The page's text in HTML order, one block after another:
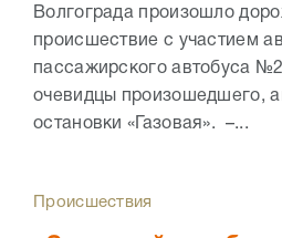
Волгограда произошло
происшествие с участием
пассажирского автобуса
очевидцы произошедшего,
остановки «Газовая». –...
Происшествия